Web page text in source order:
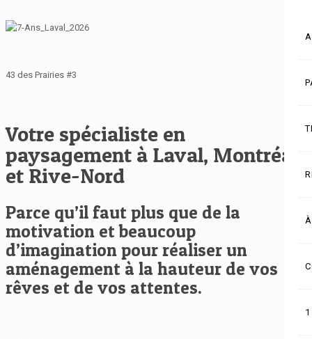
43 des Prairies #3
Votre spécialiste en
paysagement à Laval, Montréal
et Rive-Nord
Parce qu’il faut plus que de la
motivation et beaucoup
d’imagination pour réaliser un
aménagement à la hauteur de vos
rêves et de vos attentes.